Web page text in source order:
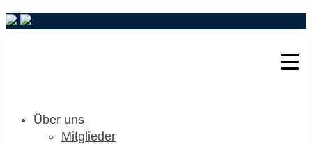
Über uns
Mitglieder